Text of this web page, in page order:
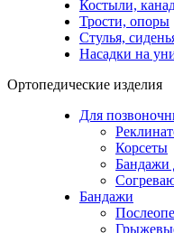
Костыли,
Трости, опоры
Стулья,
Насадки на
Ортопедические изделия
Для
Корсеты
Бандажи
Бандажи